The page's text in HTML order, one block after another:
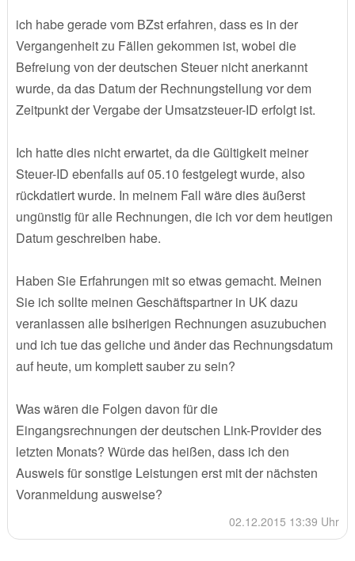
ich habe gerade vom BZst erfahren, dass es in der
Vergangenheit zu Fällen gekommen ist, wobei die
Befreiung von der deutschen Steuer nicht anerkannt
wurde, da das Datum der Rechnungstellung vor dem
Zeitpunkt der Vergabe der Umsatzsteuer-ID erfolgt ist.
Ich hatte dies nicht erwartet, da die Gültigkeit meiner
Steuer-ID ebenfalls auf 05.10 festgelegt wurde, also
rückdatiert wurde. In meinem Fall wäre dies äußerst
ungünstig für alle Rechnungen, die ich vor dem heutigen
Datum geschreiben habe.
Haben Sie Erfahrungen mit so etwas gemacht. Meinen
Sie ich sollte meinen Geschäftspartner in UK dazu
veranlassen alle bsiherigen Rechnungen asuzubuchen
und ich tue das geliche und änder das Rechnungsdatum
auf heute, um komplett sauber zu sein?
Was wären die Folgen davon für die
Eingangsrechnungen der deutschen Link-Provider des
letzten Monats? Würde das heißen, dass ich den
Ausweis für sonstige Leistungen erst mit der nächsten
Voranmeldung ausweise?
02.12.2015 13:39 Uhr